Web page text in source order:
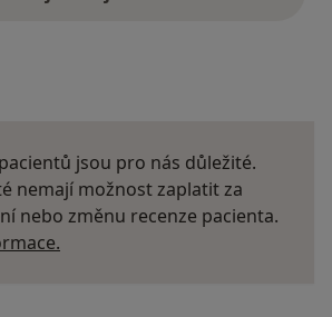
jsou pro nás důležité.
nemají možnost zaplatit za
nebo změnu recenze pacienta.